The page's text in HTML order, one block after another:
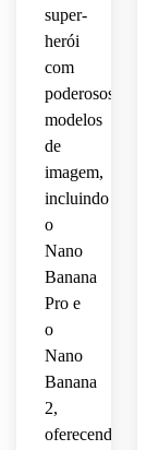
de
quadrinhos,
bordas
afiadas
de
qualidade
de
pôster.
super-
herói
com
poderosos
modelos
de
imagem,
incluindo
o
Nano
Banana
Pro e
o
Nano
Banana
2,
oferecendo